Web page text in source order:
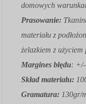
domowych
Prasowanie:
materiału z
żelazkiem z użyciem
Margines błędu: +/-
Skład materiału:
Gramatura: 130gr/